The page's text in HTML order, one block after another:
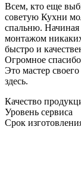
Всем, кто еще
советую Кухни
спальню. Начиная
монтажом
быстро и
Огромное
Это мастер
здесь.
Качество
Уровень сервиса
Срок